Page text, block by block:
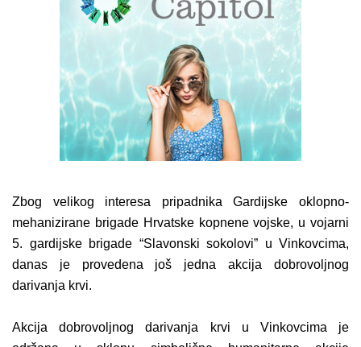
Zbog velikog interesa pripadnika Gardijske oklopno-
mehanizirane brigade Hrvatske kopnene vojske, u vojarni
5. gardijske brigade “Slavonski sokolovi” u Vinkovcima,
danas je provedena još jedna akcija dobrovoljnog
darivanja krvi.
Akcija dobrovoljnog darivanja krvi u Vinkovcima je